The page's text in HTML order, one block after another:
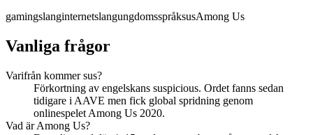
gamingslanginternetslangungdomsspråksusAmong Us
Vanliga frågor
Varifrån kommer sus?
Förkortning av engelskans suspicious. Ordet fanns sedan
tidigare i AAVE men fick global spridning genom
onlinespelet Among Us 2020.
Vad är Among Us?